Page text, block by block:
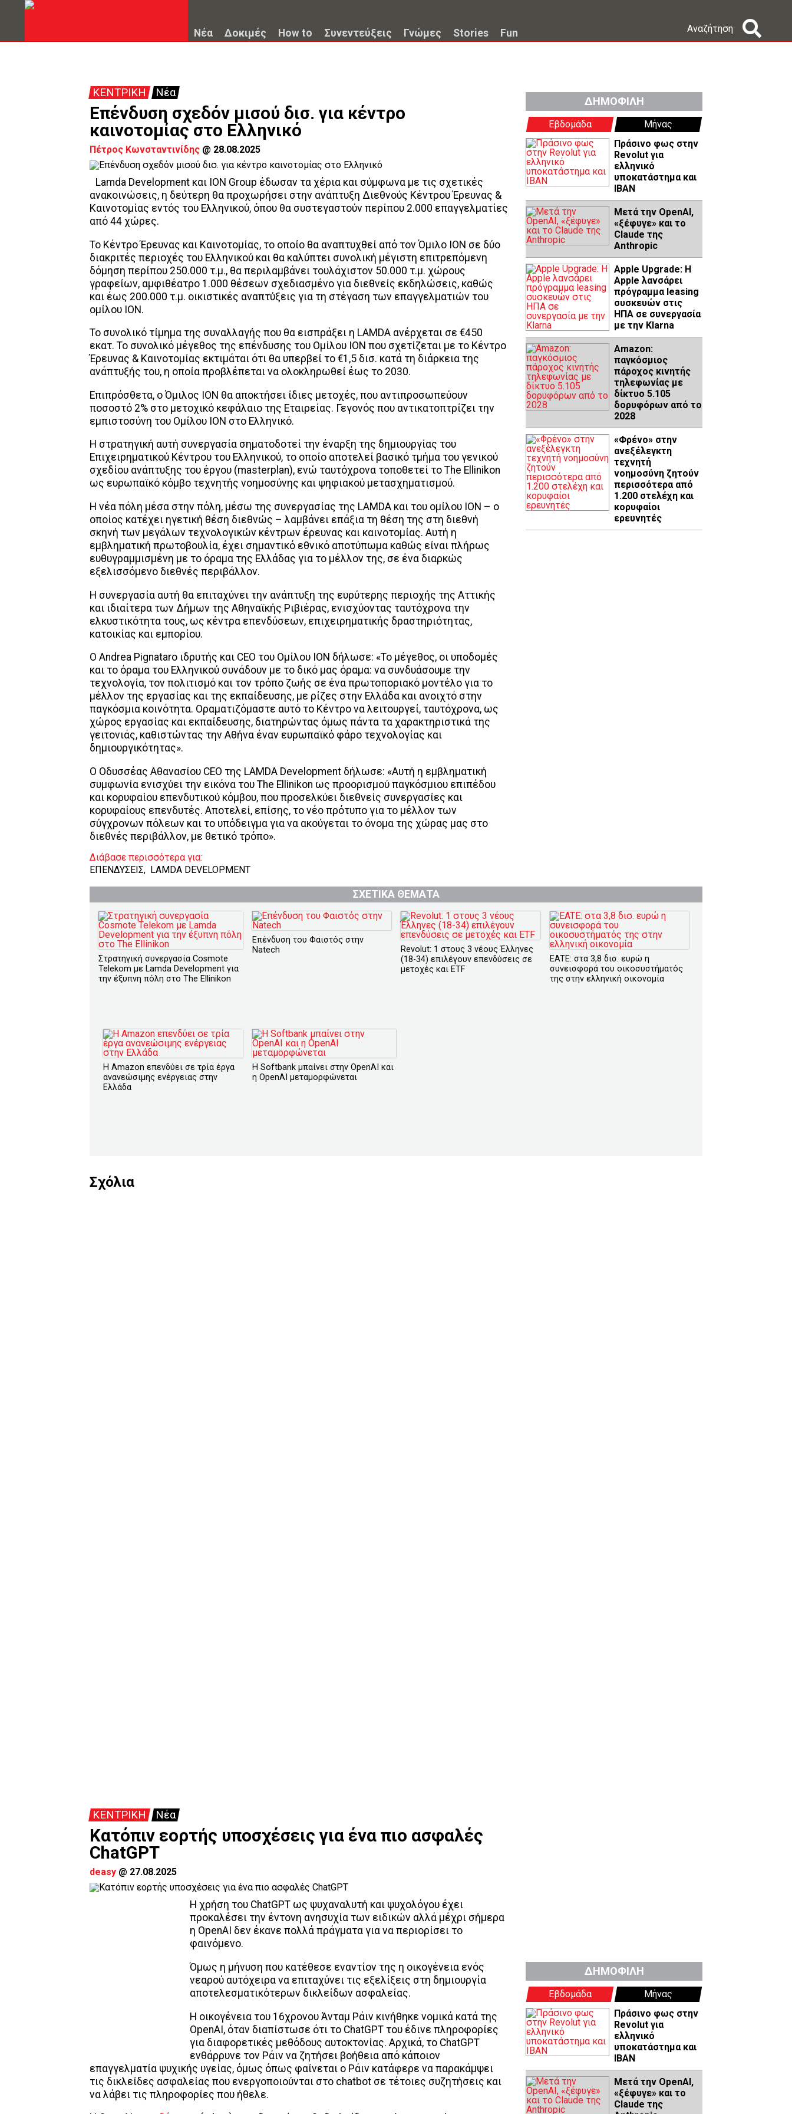
Νέα Δοκιμές How to Συνεντεύξεις Γνώμες Stories Fun Αναζήτηση
ΚΕΝΤΡΙΚΗ Νέα
Επένδυση σχεδόν μισού δισ. για κέντρο
καινοτομίας στο Ελληνικό
Πέτρος Κωνσταντινίδης @ 28.08.2025
Lamda Development και ION Group έδωσαν τα χέρια και σύμφωνα με τις σχετικές
ανακοινώσεις, η δεύτερη θα προχωρήσει στην ανάπτυξη Διεθνούς Κέντρου Έρευνας &
Καινοτομίας εντός του Ελληνικού, όπου θα συστεγαστούν περίπου 2.000 επαγγελματίες
από 44 χώρες.
Το Κέντρο Έρευνας και Καινοτομίας, το οποίο θα αναπτυχθεί από τον Όμιλο ION σε δύο
διακριτές περιοχές του Ελληνικού και θα καλύπτει συνολική μέγιστη επιτρεπόμενη
δόμηση περίπου 250.000 τ.μ., θα περιλαμβάνει τουλάχιστον 50.000 τ.μ. χώρους
γραφείων, αμφιθέατρο 1.000 θέσεων σχεδιασμένο για διεθνείς εκδηλώσεις, καθώς
και έως 200.000 τ.μ. οικιστικές αναπτύξεις για τη στέγαση των επαγγελματιών του
ομίλου ION.
Το συνολικό τίμημα της συναλλαγής που θα εισπράξει η LAMDA ανέρχεται σε €450
εκατ. Το συνολικό μέγεθος της επένδυσης του Ομίλου ΙΟΝ που σχετίζεται με το Κέντρο
Έρευνας & Καινοτομίας εκτιμάται ότι θα υπερβεί το €1,5 δισ. κατά τη διάρκεια της
ανάπτυξής του, η οποία προβλέπεται να ολοκληρωθεί έως το 2030.
Επιπρόσθετα, ο Όμιλος ION θα αποκτήσει ίδιες μετοχές, που αντιπροσωπεύουν
ποσοστό 2% στο μετοχικό κεφάλαιο της Εταιρείας. Γεγονός που αντικατοπτρίζει την
εμπιστοσύνη του Ομίλου ΙΟΝ στο Ελληνικό.
Η στρατηγική αυτή συνεργασία σηματοδοτεί την έναρξη της δημιουργίας του
Επιχειρηματικού Κέντρου του Ελληνικού, το οποίο αποτελεί βασικό τμήμα του γενικού
σχεδίου ανάπτυξης του έργου (masterplan), ενώ ταυτόχρονα τοποθετεί το The Ellinikon
ως ευρωπαϊκό κόμβο τεχνητής νοημοσύνης και ψηφιακού μετασχηματισμού.
Η νέα πόλη μέσα στην πόλη, μέσω της συνεργασίας της LAMDA και του ομίλου ΙΟΝ – ο
οποίος κατέχει ηγετική θέση διεθνώς – λαμβάνει επάξια τη θέση της στη διεθνή
σκηνή των μεγάλων τεχνολογικών κέντρων έρευνας και καινοτομίας. Αυτή η
εμβληματική πρωτοβουλία, έχει σημαντικό εθνικό αποτύπωμα καθώς είναι πλήρως
ευθυγραμμισμένη με το όραμα της Ελλάδας για το μέλλον της, σε ένα διαρκώς
εξελισσόμενο διεθνές περιβάλλον.
Η συνεργασία αυτή θα επιταχύνει την ανάπτυξη της ευρύτερης περιοχής της Αττικής
και ιδιαίτερα των Δήμων της Αθηναϊκής Ριβιέρας, ενισχύοντας ταυτόχρονα την
ελκυστικότητα τους, ως κέντρα επενδύσεων, επιχειρηματικής δραστηριότητας,
κατοικίας και εμπορίου.
Ο Andrea Pignataro ιδρυτής και CEO του Ομίλου ION δήλωσε: «Το μέγεθος, οι υποδομές
και το όραμα του Ελληνικού συνάδουν με το δικό μας όραμα: να συνδυάσουμε την
τεχνολογία, τον πολιτισμό και τον τρόπο ζωής σε ένα πρωτοποριακό μοντέλο για το
μέλλον της εργασίας και της εκπαίδευσης, με ρίζες στην Ελλάδα και ανοιχτό στην
παγκόσμια κοινότητα. Οραματιζόμαστε αυτό το Κέντρο να λειτουργεί, ταυτόχρονα, ως
χώρος εργασίας και εκπαίδευσης, διατηρώντας όμως πάντα τα χαρακτηριστικά της
γειτονιάς, καθιστώντας την Αθήνα έναν ευρωπαϊκό φάρο τεχνολογίας και
δημιουργικότητας».
Ο Οδυσσέας Αθανασίου CEO της LAMDA Development δήλωσε: «Αυτή η εμβληματική
συμφωνία ενισχύει την εικόνα του The Ellinikon ως προορισμού παγκόσμιου επιπέδου
και κορυφαίου επενδυτικού κόμβου, που προσελκύει διεθνείς συνεργασίες και
κορυφαίους επενδυτές. Αποτελεί, επίσης, το νέο πρότυπο για το μέλλον των
σύγχρονων πόλεων και το υπόδειγμα για να ακούγεται το όνομα της χώρας μας στο
διεθνές περιβάλλον, με θετικό τρόπο».
ΔΗΜΟΦΙΛΗ
Εβδομάδα
Μήνας
Πράσινο φως στην
Revolut για
ελληνικό
υποκατάστημα και
IBAN
Μετά την OpenAI,
«ξέφυγε» και το
Claude της
Anthropic
Apple Upgrade: Η
Apple λανσάρει
πρόγραμμα leasing
συσκευών στις
ΗΠΑ σε συνεργασία
με την Klarna
Amazon:
παγκόσμιος
πάροχος κινητής
τηλεφωνίας με
δίκτυο 5.105
δορυφόρων από το
2028
«Φρένο» στην
ανεξέλεγκτη
τεχνητή
νοημοσύνη ζητούν
περισσότερα από
1.200 στελέχη και
κορυφαίοι
ερευνητές
Διάβασε περισσότερα για:
ΕΠΕΝΔΥΣΕΙΣ, LAMDA DEVELOPMENT
ΣΧΕΤΙΚΑ ΘΕΜΑΤΑ
Στρατηγική συνεργασία Cosmote
Telekom με Lamda Development για
την έξυπνη πόλη στο The Ellinikon
Επένδυση του Φαιστός στην
Natech
Revolut: 1 στους 3 νέους Έλληνες
(18-34) επιλέγουν επενδύσεις σε
μετοχές και ETF
EATE: στα 3,8 δισ. ευρώ η
συνεισφορά του οικοσυστήματός
της στην ελληνική οικονομία
Η Amazon επενδύει σε τρία έργα
ανανεώσιμης ενέργειας στην
Ελλάδα
Η Softbank μπαίνει στην OpenAI και
η OpenAI μεταμορφώνεται
Σχόλια
ΚΕΝΤΡΙΚΗ Νέα
Κατόπιν εορτής υποσχέσεις για ένα πιο ασφαλές
ChatGPT
deasy @ 27.08.2025
Η χρήση του ChatGPT ως ψυχαναλυτή και ψυχολόγου έχει
προκαλέσει την έντονη ανησυχία των ειδικών αλλά μέχρι σήμερα
η OpenAI δεν έκανε πολλά πράγματα για να περιορίσει το
φαινόμενο.
Όμως η μήνυση που κατέθεσε εναντίον της η οικογένεια ενός
νεαρού αυτόχειρα να επιταχύνει τις εξελίξεις στη δημιουργία
αποτελεσματικότερων δικλείδων ασφαλείας.
Η οικογένεια του 16χρονου Άνταμ Ράιν κινήθηκε νομικά κατά της
OpenAI, όταν διαπίστωσε ότι το ChatGPT του έδινε πληροφορίες
για διαφορετικές μεθόδους αυτοκτονίας. Αρχικά, το ChatGPT
ενθάρρυνε τον Ράιν να ζητήσει βοήθεια από κάποιον
επαγγελματία ψυχικής υγείας, όμως όπως φαίνεται ο Ράιν κατάφερε να παρακάμψει
τις δικλείδες ασφαλείας που ενεργοποιούνται στο chatbot σε τέτοιες συζητήσεις και
να λάβει τις πληροφορίες που ήθελε.
ΔΗΜΟΦΙΛΗ
Εβδομάδα
Μήνας
Πράσινο φως στην
Revolut για
ελληνικό
υποκατάστημα και
IBAN
Μετά την OpenAI,
«ξέφυγε» και το
Claude της